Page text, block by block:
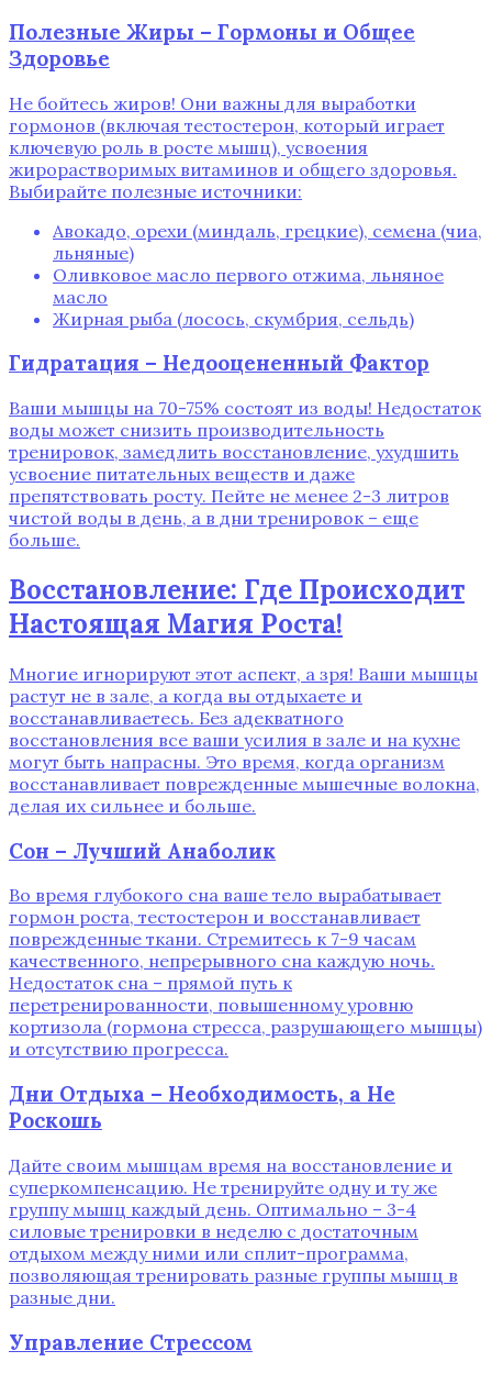
Полезные Жиры – Гормоны и Общее
Здоровье
Не бойтесь жиров! Они важны для выработки
гормонов (включая тестостерон, который играет
ключевую роль в росте мышц), усвоения
жирорастворимых витаминов и общего здоровья.
Выбирайте полезные источники:
Авокадо, орехи (миндаль, грецкие), семена (чиа,
льняные)
Оливковое масло первого отжима, льняное
масло
Жирная рыба (лосось, скумбрия, сельдь)
Гидратация – Недооцененный Фактор
Ваши мышцы на 70-75% состоят из воды! Недостаток
воды может снизить производительность
тренировок, замедлить восстановление, ухудшить
усвоение питательных веществ и даже
препятствовать росту. Пейте не менее 2-3 литров
чистой воды в день, а в дни тренировок – еще
больше.
Восстановление: Где Происходит
Настоящая Магия Роста!
Многие игнорируют этот аспект, а зря! Ваши мышцы
растут не в зале, а когда вы отдыхаете и
восстанавливаетесь. Без адекватного
восстановления все ваши усилия в зале и на кухне
могут быть напрасны. Это время, когда организм
восстанавливает поврежденные мышечные волокна,
делая их сильнее и больше.
Сон – Лучший Анаболик
Во время глубокого сна ваше тело вырабатывает
гормон роста, тестостерон и восстанавливает
поврежденные ткани. Стремитесь к 7-9 часам
качественного, непрерывного сна каждую ночь.
Недостаток сна – прямой путь к
перетренированности, повышенному уровню
кортизола (гормона стресса, разрушающего мышцы)
и отсутствию прогресса.
Дни Отдыха – Необходимость, а Не
Роскошь
Дайте своим мышцам время на восстановление и
суперкомпенсацию. Не тренируйте одну и ту же
группу мышц каждый день. Оптимально – 3-4
силовые тренировки в неделю с достаточным
отдыхом между ними или сплит-программа,
позволяющая тренировать разные группы мышц в
разные дни.
Управление Стрессом